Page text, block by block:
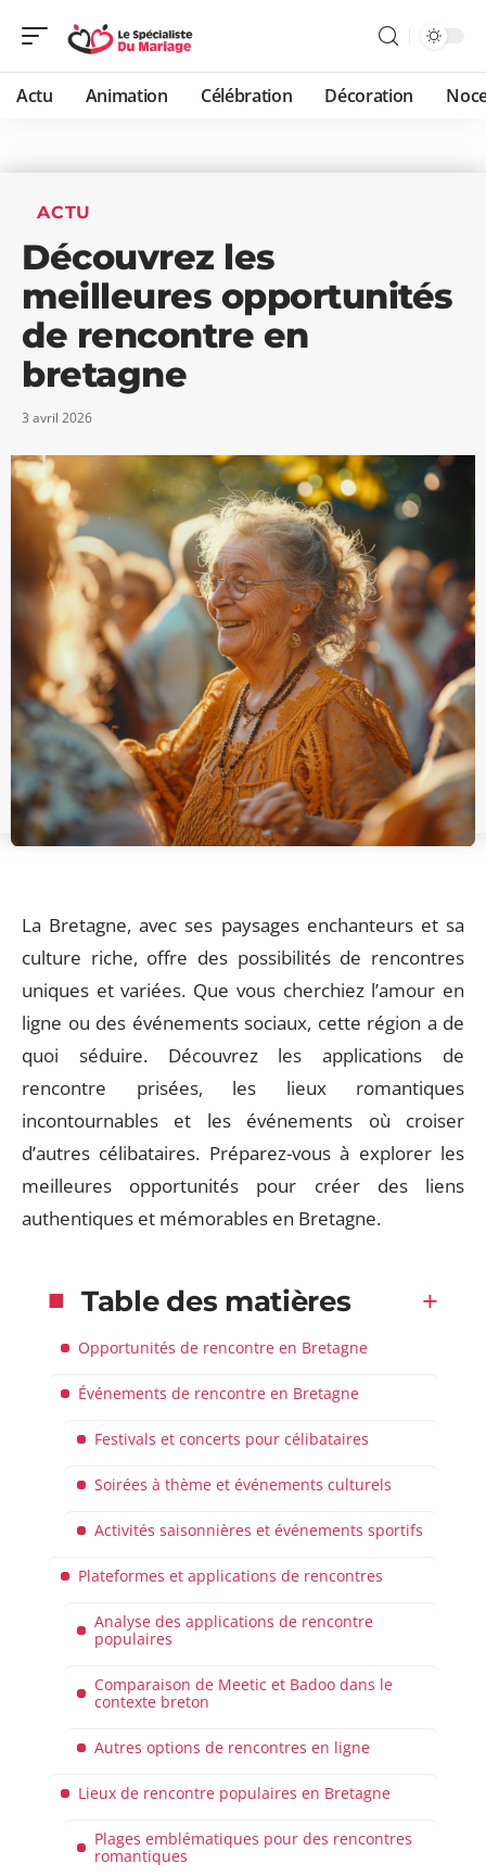
Actu Animation Célébration Décoration
ACTU
Découvrez les
meilleures opportunités
de rencontre en
bretagne
3 avril 2026
La Bretagne, avec ses paysages enchanteurs et sa
culture riche, offre des possibilités de rencontres
uniques et variées. Que vous cherchiez l’amour en
ligne ou des événements sociaux, cette région a de
quoi séduire. Découvrez les applications de
rencontre prisées, les lieux romantiques
incontournables et les événements où croiser
d’autres célibataires. Préparez-vous à explorer les
meilleures opportunités pour créer des liens
authentiques et mémorables en Bretagne.
Table des matières
Opportunités de rencontre en Bretagne
Événements de rencontre en Bretagne
Festivals et concerts pour célibataires
Soirées à thème et événements culturels
Activités saisonnières et événements sportifs
Plateformes et applications de rencontres
Analyse des applications de rencontre
populaires
Comparaison de Meetic et Badoo dans le
contexte breton
Autres options de rencontres en ligne
Lieux de rencontre populaires en Bretagne
Plages emblématiques pour des rencontres
romantiques